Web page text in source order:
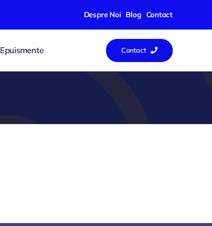
Despre Noi Blog Contact
Epuismente Contact